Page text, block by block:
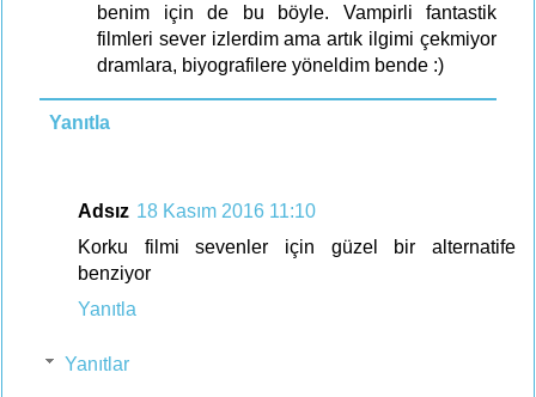
benim için de bu böyle. Vampirli fantastik
filmleri sever izlerdim ama artık ilgimi çekmiyor
dramlara, biyografilere yöneldim bende :)
Yanıtla
Adsız 18 Kasım 2016 11:10
Korku filmi sevenler için güzel bir alternatife
benziyor
Yanıtla
Yanıtlar